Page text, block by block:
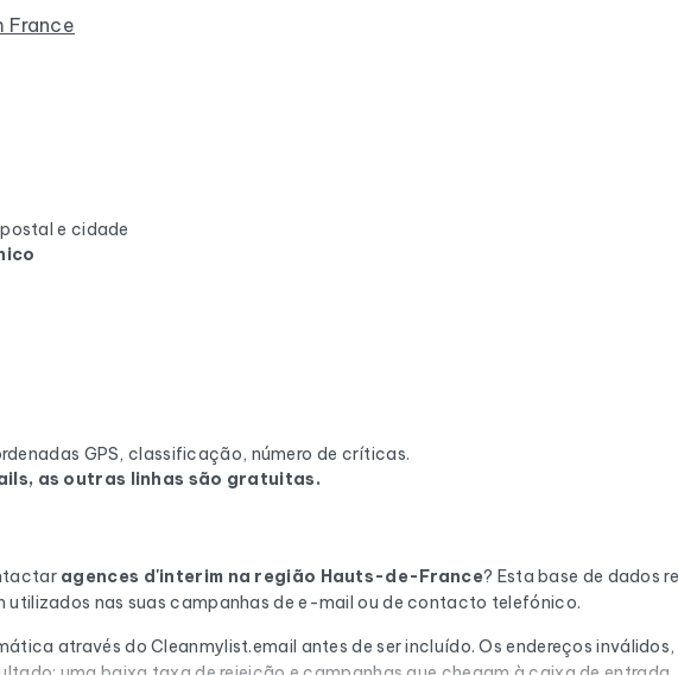
France
e cidade
GPS, classificação, número de críticas.
as outras linhas são gratuitas.
agences d'interim na região Hauts-de-France? Esta base de dados
nas suas campanhas de e-mail ou de contacto telefónico.
através do Cleanmylist.email antes de ser incluído. Os endereços inválidos,